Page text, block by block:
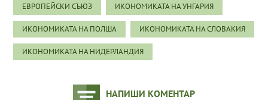
ЕВРОПЕЙСКИ СЪЮЗ ИКОНОМИКАТА НА УНГАРИЯ
ИКОНОМИКАТА НА ПОЛША ИКОНОМИКАТА НА СЛОВАКИЯ
ИКОНОМИКАТА НА НИДЕРЛАНДИЯ
НАПИШИ КОМЕНТАР